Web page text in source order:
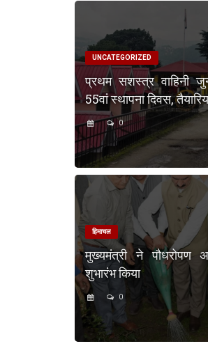
UNCATEGORIZED
प्रथम सशस्त्र वाहिनी
55वां स्थापना दिवस,
0
हिमाचल
मुख्यमंत्री ने पौधरोपण
शुभारंभ किया
0